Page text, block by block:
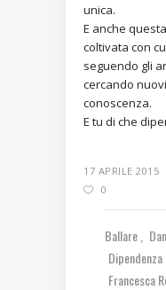
unica.
E anche
coltivata con
seguendo gli
cercando
conoscenza.
E tu di che
17 APRILE 2015
0
Ballare
Dipendenza
Francesca